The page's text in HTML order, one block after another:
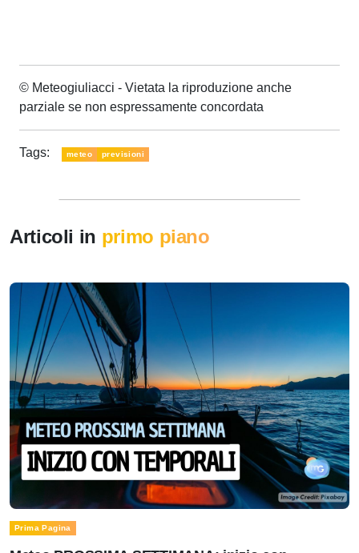
© Meteogiuliacci - Vietata la riproduzione anche
parziale se non espressamente concordata
Tags: meteo previsioni
Articoli in primo piano
Prima Pagina